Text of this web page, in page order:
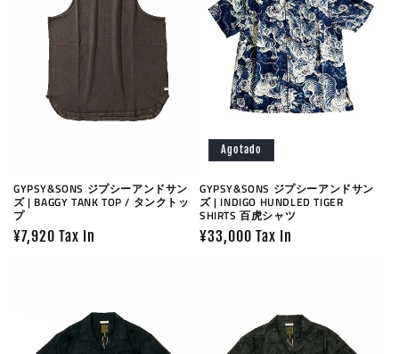
GYPSY&SONS ジプシーアンドサン
ズ | BAGGY TANK TOP / タンクトッ
プ
Precio
¥7,920 Tax In
Agotado
GYPSY&SONS ジプシーアンドサン
ズ | INDIGO HUNDLED TIGER
SHIRTS 百虎シャツ
Precio
¥33,000 Tax In